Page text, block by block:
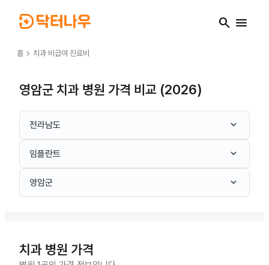
search menu
홈 chevron_right 치과 비급여 진료비
영암군 치과 병원 가격 비교 (2026)
전라남도 keyboard_arrow_down
임플란트 keyboard_arrow_down
영암군 keyboard_arrow_down
치과 병원 가격